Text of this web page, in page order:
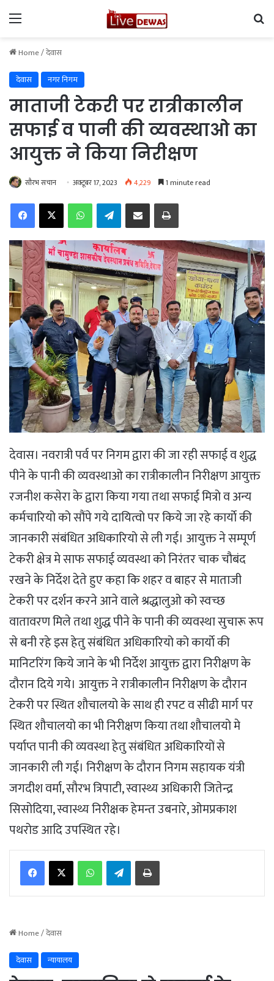
Home/देवास
देवास
नगर निगम
माताजी टेकरी पर रात्रीकालीन
सफाई व पानी की व्यवस्थाओ का
आयुक्त ने किया निरीक्षण
सौरभ सचान अक्टूबर 17, 2023 4,229 1 minute read
Telegram
देवास। नवरात्री पर्व पर निगम द्वारा की जा रही सफाई व शुद्ध
पीने के पानी की व्यवस्थाओ का रात्रीकालीन निरीक्षण आयुक्त
रजनीश कसेरा के द्वारा किया गया तथा सफाई मित्रो व अन्य
कर्मचारियो को सौंपे गये दायित्वो पर किये जा रहे कार्याे की
जानकारी संबंधित अधिकारियो से ली गई। आयुक्त ने सम्पूर्ण
टेकरी क्षेत्र मे साफ सफाई व्यवस्था को निरंतर चाक चौबंद
रखने के निर्देश देते हुए कहा कि शहर व बाहर से माताजी
टेकरी पर दर्शन करने आने वाले श्रद्धालुओ को स्वच्छ
वातावरण मिले तथा शुद्ध पीने के पानी की व्यवस्था सुचारू रूप
से बनी रहे इस हेतु संबंधित अधिकारियो को कार्याे की
मानिटरिंग किये जाने के भी निर्देश आयुक्त द्वारा निरीक्षण के
दौरान दिये गये। आयुक्त ने रात्रीकालीन निरीक्षण के दौरान
टेकरी पर स्थित शौचालयो के साथ ही रपट व सीढी मार्ग पर
स्थित शौचालयो का भी निरीक्षण किया तथा शौचालयो मे
पर्याप्त पानी की व्यवस्था हेतु संबंधित अधिकारियों से
जानकारी ली गई। निरीक्षण के दौरान निगम सहायक यंत्री
जगदीश वर्मा, सौरभ त्रिपाटी, स्वास्थ्य अधिकारी जितेन्द्र
सिसोदिया, स्वास्थ्य निरीक्षक हेमन्त उबनारे, ओमप्रकाश
पथरोड आदि उपस्थित रहे।
Telegram